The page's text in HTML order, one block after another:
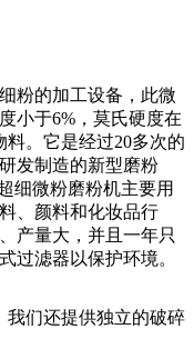
粉的加工设备，此微
小于6%，莫氏硬度在
。它是经过20多次的
发制造的新型磨粉
细微粉磨粉机主要用
、颜料和化妆品行
产量大，并且一年只
过滤器以保护环境。
我们还提供独立的破碎